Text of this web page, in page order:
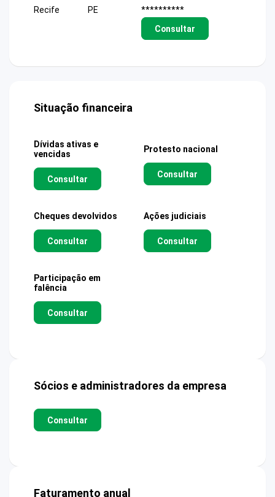
Recife
PE
**********
Consultar
Situação financeira
Dívidas ativas e
vencidas
Consultar
Protesto nacional
Consultar
Cheques devolvidos
Consultar
Ações judiciais
Consultar
Participação em
falência
Consultar
Sócios e administradores da empresa
Consultar
Faturamento anual